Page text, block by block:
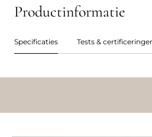
Productinformatie
Specificaties Tests &